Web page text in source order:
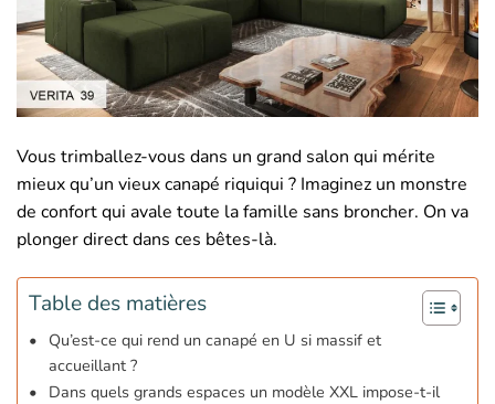
Vous trimballez-vous dans un grand salon qui mérite
mieux qu’un vieux canapé riquiqui ? Imaginez un monstre
de confort qui avale toute la famille sans broncher. On va
plonger direct dans ces bêtes-là.
Table des matières
Qu’est-ce qui rend un canapé en U si massif et
accueillant ?
Dans quels grands espaces un modèle XXL impose-t-il